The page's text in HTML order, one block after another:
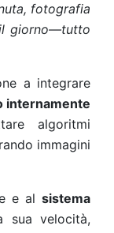
fotografia
giorno—tutto
a integrare
internamente
algoritmi
immagini
e al sistema
velocità,